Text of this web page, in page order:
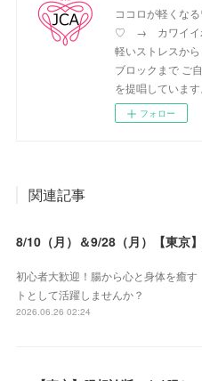
ココロが軽く
♡ → カワイイわ
軽いストレスか
ブロックまで ご
を提唱しています
フォロー
関連記事
初心者大歓迎！腸から心と身体を癒
トとして活躍しませんか？
2026.06.26 02:24